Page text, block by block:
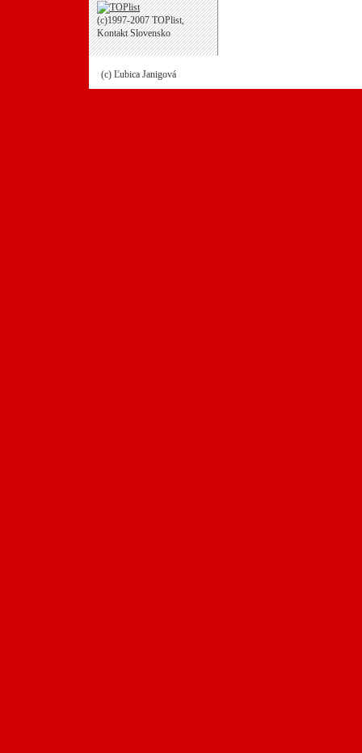
(c)1997-2007 TOPlist,
Kontakt Slovensko
(c) Ľubica Janigová